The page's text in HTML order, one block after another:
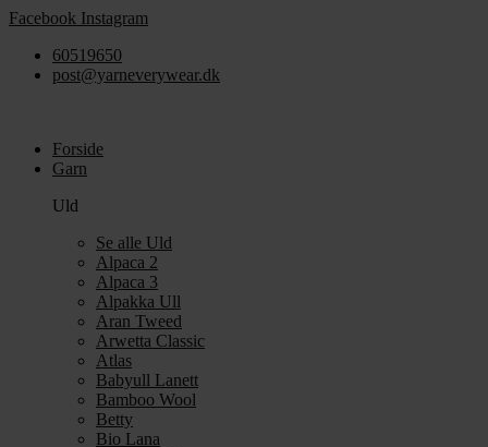
Videre
indhold
Facebook Instagram
60519650
post@yarneverywear.dk
Forside
Garn
Uld
Se alle Uld
Alpaca 2
Alpaca 3
Alpakka Ull
Aran Tweed
Arwetta Classic
Atlas
Babyull Lanett
Bamboo Wool
Betty
Bio Lana